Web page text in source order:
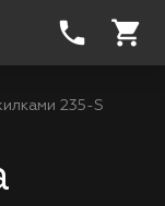
phone shopping_cart
235-S